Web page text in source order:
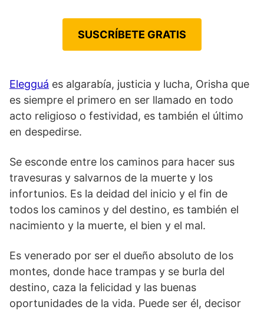
SUSCRÍBETE GRATIS
Elegguá es algarabía, justicia y lucha, Orisha que
es siempre el primero en ser llamado en todo
acto religioso o festividad, es también el último
en despedirse.
Se esconde entre los caminos para hacer sus
travesuras y salvarnos de la muerte y los
infortunios. Es la deidad del inicio y el fin de
todos los caminos y del destino, es también el
nacimiento y la muerte, el bien y el mal.
Es venerado por ser el dueño absoluto de los
montes, donde hace trampas y se burla del
destino, caza la felicidad y las buenas
oportunidades de la vida. Puede ser él, decisor